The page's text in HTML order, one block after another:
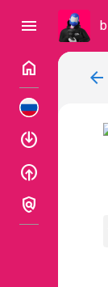
menu
home
enable
enable
policy
arrow_back